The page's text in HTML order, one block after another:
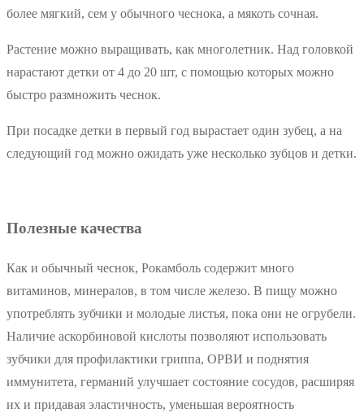
более мягкий, сем у обычного чеснока, а мякоть сочная.
Растение можно выращивать, как многолетник. Над головкой
нарастают детки от 4 до 20 шт, с помощью которых можно
быстро размножить чеснок.
При посадке детки в первый год вырастает один зубец, а на
следующий год можно ожидать уже несколько зубцов и детки.
Полезные качества
Как и обычный чеснок, Рокамболь содержит много
витаминов, минералов, в том числе железо. В пищу можно
употреблять зубчики и молодые листья, пока они не огрубели.
Наличие аскорбиновой кислоты позволяют использовать
зубчики для профилактики гриппа, ОРВИ и поднятия
иммунитета, германий улучшает состояние сосудов, расширяя
их и придавая эластичность, уменьшая вероятность